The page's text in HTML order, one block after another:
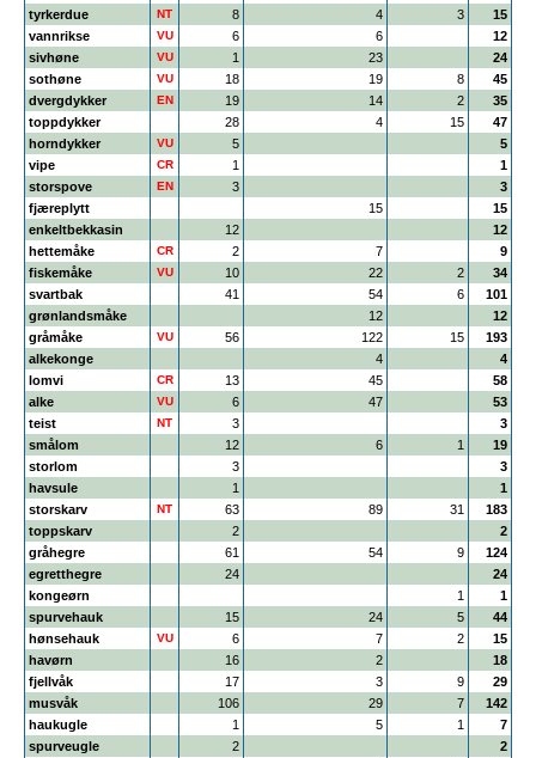
tyrkerdue
NT 8 4 3
15
vannrikse
VU 6 6
12
sivhøne
VU 1 23
24
sothøne
VU 18 19 8
45
dvergdykker
EN 19 14 2
35
toppdykker
28 4 15
47
horndykker
VU 5
5
vipe
CR 1
1
storspove
EN 3
3
fjæreplytt
15
15
enkeltbekkasin
12
12
hettemåke
CR 2 7
9
fiskemåke
VU 10 22 2
34
svartbak
41 54 6
101
grønlandsmåke
12
12
gråmåke
VU 56 122 15
193
alkekonge
4
4
lomvi
CR 13 45
58
alke
VU 6 47
53
teist
NT 3
3
smålom
12 6 1
19
storlom
3
3
havsule
1
1
storskarv
NT 63 89 31
183
toppskarv
2
2
gråhegre
61 54 9
124
egretthegre
24
24
kongeørn
1
1
spurvehauk
15 24 5
44
hønsehauk
VU 6 7 2
15
havørn
16 2
18
fjellvåk
17 3 9
29
musvåk
106 29 7
142
haukugle
1 5 1
7
spurveugle
2
2